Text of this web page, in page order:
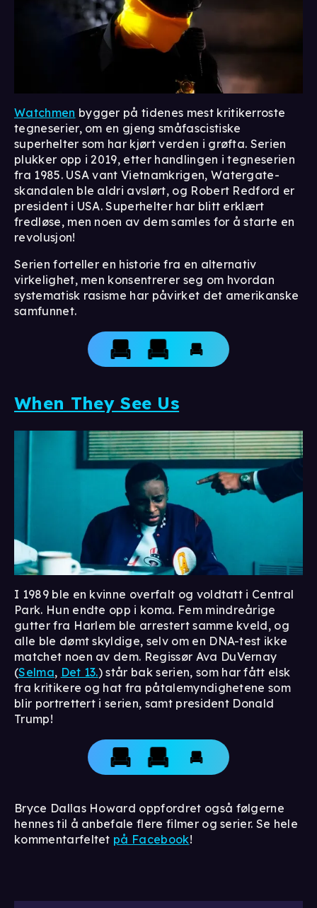
Watchmen bygger på tidenes mest kritikerroste
tegneserier, om en gjeng småfascistiske
superhelter som har kjørt verden i grøfta. Serien
plukker opp i 2019, etter handlingen i tegneserien
fra 1985. USA vant Vietnamkrigen, Watergate-
skandalen ble aldri avslørt, og Robert Redford er
president i USA. Superhelter har blitt erklært
fredløse, men noen av dem samles for å starte en
revolusjon!
Serien forteller en historie fra en alternativ
virkelighet, men konsentrerer seg om hvordan
systematisk rasisme har påvirket det amerikanske
samfunnet.
When They See Us
I 1989 ble en kvinne overfalt og voldtatt i Central
Park. Hun endte opp i koma. Fem mindreårige
gutter fra Harlem ble arrestert samme kveld, og
alle ble dømt skyldige, selv om en DNA-test ikke
matchet noen av dem. Regissør Ava DuVernay
(Selma, Det 13.) står bak serien, som har fått elsk
fra kritikere og hat fra påtalemyndighetene som
blir portrettert i serien, samt president Donald
Trump!
Bryce Dallas Howard oppfordret også følgerne
hennes til å anbefale flere filmer og serier. Se hele
kommentarfeltet på Facebook!